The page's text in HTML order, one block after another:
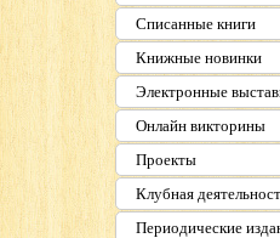
Списанные книги
Книжные новинки
Электронные
Онлайн викторины
Проекты
Клубная
Периодические